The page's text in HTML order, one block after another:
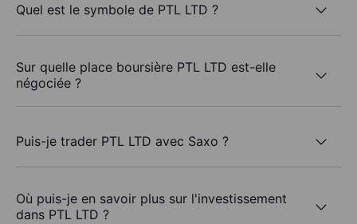
Quel est le symbole de PTL LTD ?
Sur quelle place boursière PTL LTD est-elle
négociée ?
Puis-je trader PTL LTD avec Saxo ?
Où puis-je en savoir plus sur l'investissement
dans PTL LTD ?